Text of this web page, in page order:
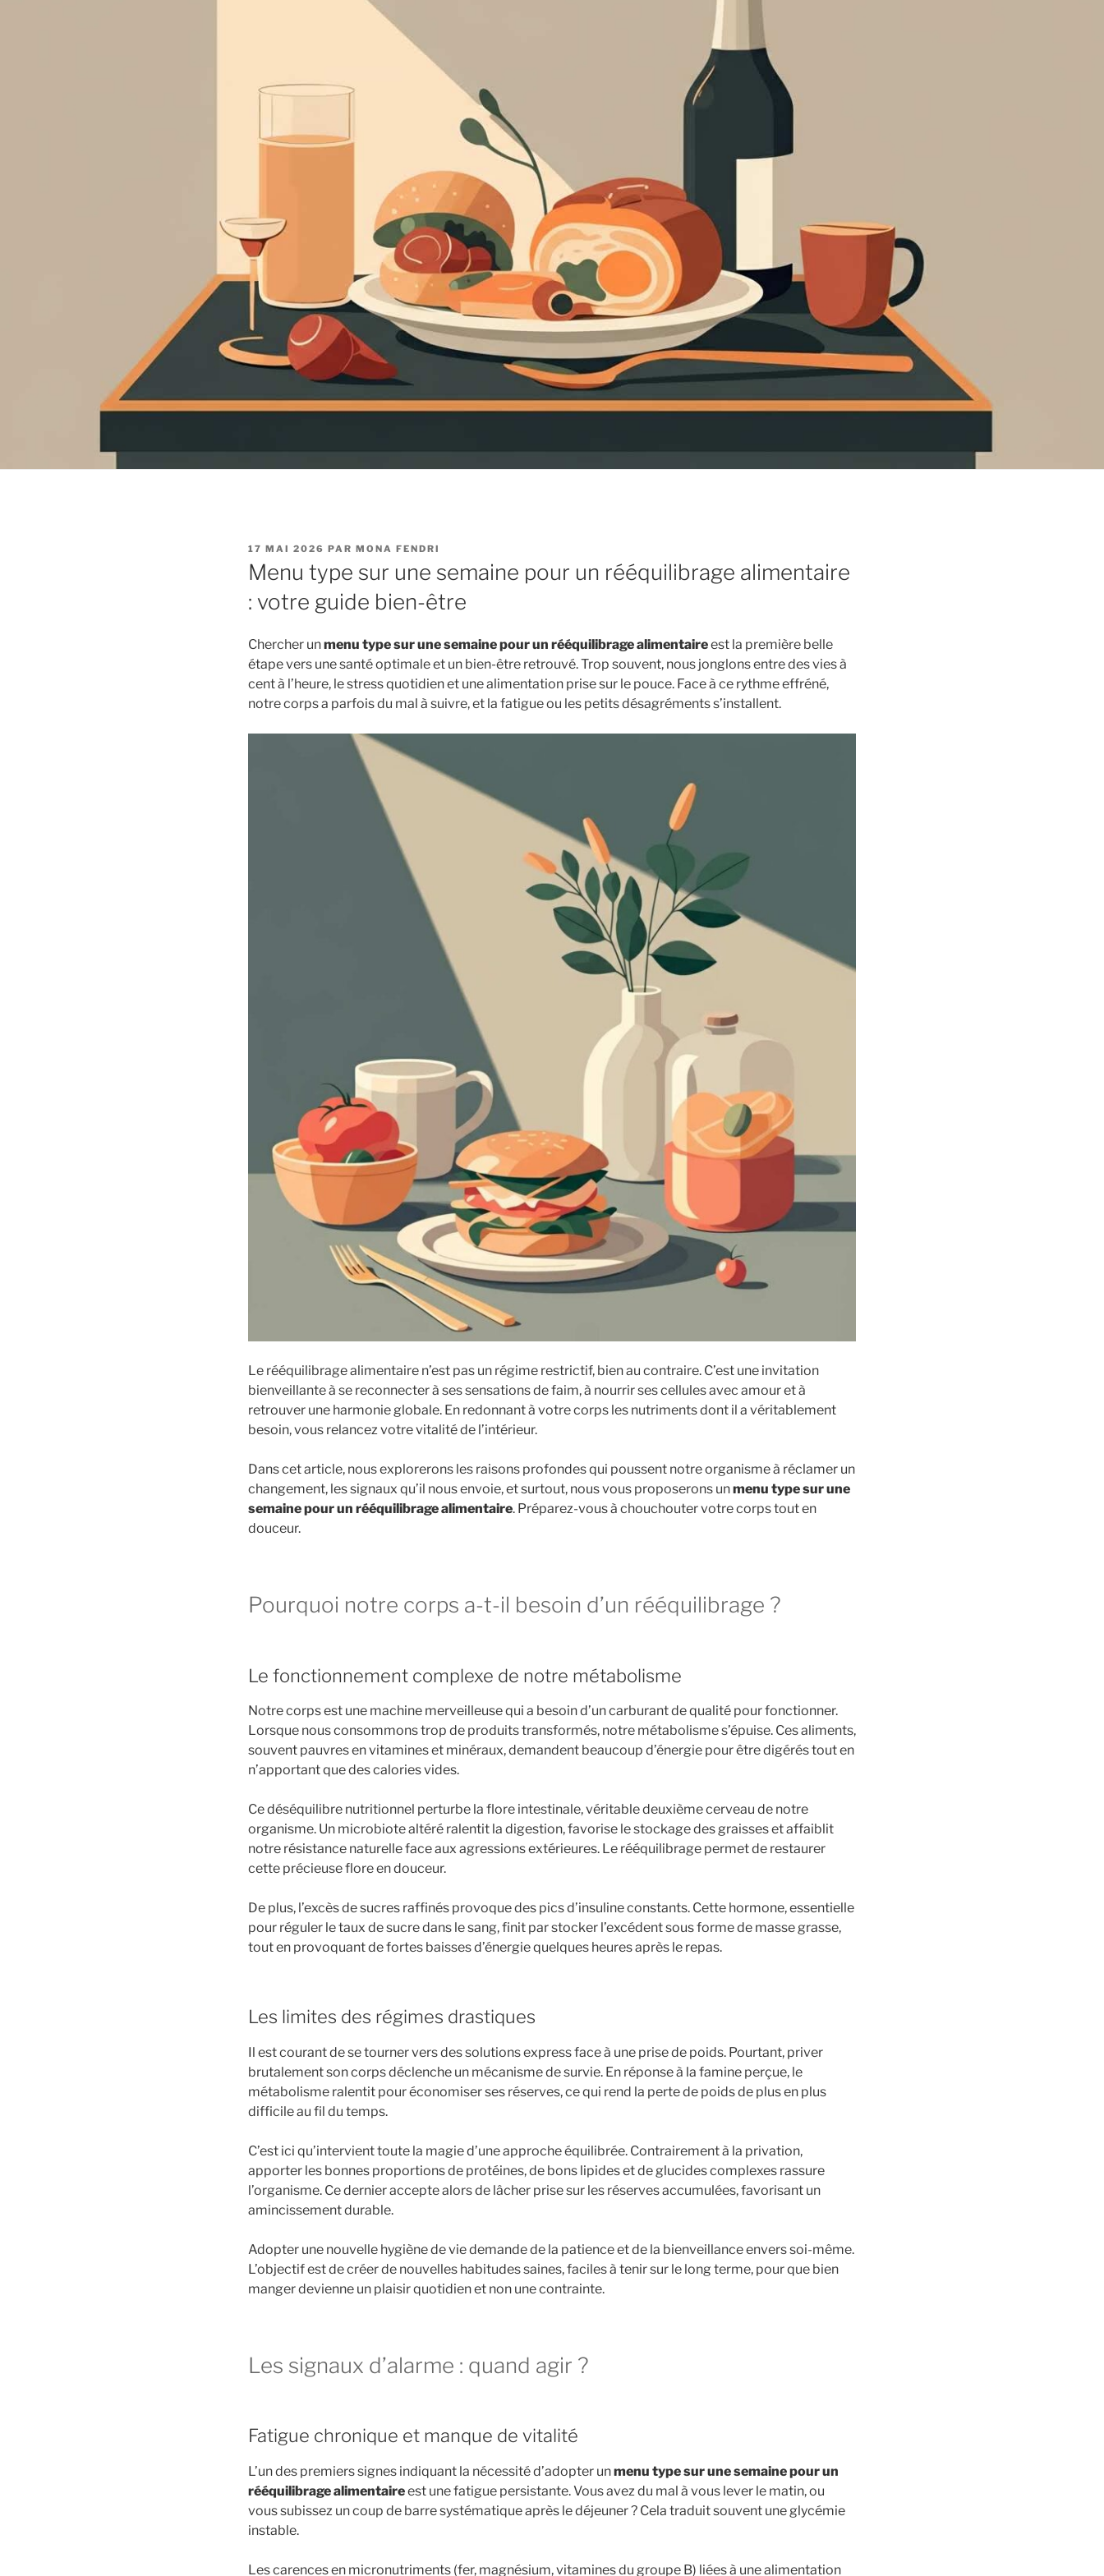
PUBLIÉ
LE
17 MAI 2026 PAR MONA FENDRI
Menu type sur une semaine pour un rééquilibrage alimentaire
: votre guide bien-être
Chercher unmenu type sur une semaine pour un rééquilibrage alimentaireest la première belle
étape vers une santé optimale et un bien-être retrouvé. Trop souvent, nous jonglons entre des vies à
cent à l’heure, le stress quotidien et une alimentation prise sur le pouce. Face à ce rythme effréné,
notre corps a parfois du mal à suivre, et la fatigue ou les petits désagréments s’installent.
Le rééquilibrage alimentaire n’est pas un régime restrictif, bien au contraire. C’est une invitation
bienveillante à se reconnecter à ses sensations de faim, à nourrir ses cellules avec amour et à
retrouver une harmonie globale. En redonnant à votre corps les nutriments dont il a véritablement
besoin, vous relancez votre vitalité de l’intérieur.
Dans cet article, nous explorerons les raisons profondes qui poussent notre organisme à réclamer un
changement, les signaux qu’il nous envoie, et surtout, nous vous proposerons unmenu type sur une
semaine pour un rééquilibrage alimentaire. Préparez-vous à chouchouter votre corps tout en
douceur.
Pourquoi notre corps a-t-il besoin d’un rééquilibrage ?
Le fonctionnement complexe de notre métabolisme
Notre corps est une machine merveilleuse qui a besoin d’un carburant de qualité pour fonctionner.
Lorsque nous consommons trop de produits transformés, notre métabolisme s’épuise. Ces aliments,
souvent pauvres en vitamines et minéraux, demandent beaucoup d’énergie pour être digérés tout en
n’apportant que des calories vides.
Ce déséquilibre nutritionnel perturbe la flore intestinale, véritable deuxième cerveau de notre
organisme. Un microbiote altéré ralentit la digestion, favorise le stockage des graisses et affaiblit
notre résistance naturelle face aux agressions extérieures. Le rééquilibrage permet de restaurer
cette précieuse flore en douceur.
De plus, l’excès de sucres raffinés provoque des pics d’insuline constants. Cette hormone, essentielle
pour réguler le taux de sucre dans le sang, finit par stocker l’excédent sous forme de masse grasse,
tout en provoquant de fortes baisses d’énergie quelques heures après le repas.
Les limites des régimes drastiques
Il est courant de se tourner vers des solutions express face à une prise de poids. Pourtant, priver
brutalement son corps déclenche un mécanisme de survie. En réponse à la famine perçue, le
métabolisme ralentit pour économiser ses réserves, ce qui rend la perte de poids de plus en plus
difficile au fil du temps.
C’est ici qu’intervient toute la magie d’une approche équilibrée. Contrairement à la privation,
apporter les bonnes proportions de protéines, de bons lipides et de glucides complexes rassure
l’organisme. Ce dernier accepte alors de lâcher prise sur les réserves accumulées, favorisant un
amincissement durable.
Adopter une nouvelle hygiène de vie demande de la patience et de la bienveillance envers soi-même.
L’objectif est de créer de nouvelles habitudes saines, faciles à tenir sur le long terme, pour que bien
manger devienne un plaisir quotidien et non une contrainte.
Les signaux d’alarme : quand agir ?
Fatigue chronique et manque de vitalité
L’un des premiers signes indiquant la nécessité d’adopter unmenu type sur une semaine pour un
rééquilibrage alimentaireest une fatigue persistante. Vous avez du mal à vous lever le matin, ou
vous subissez un coup de barre systématique après le déjeuner ? Cela traduit souvent une glycémie
instable.
Les carences en micronutriments (fer, magnésium, vitamines du groupe B) liées à une alimentation